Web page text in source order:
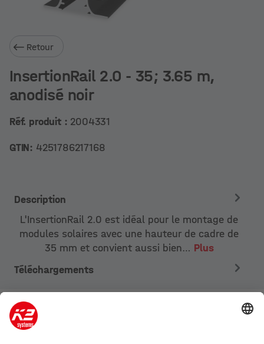
Retour
InsertionRail 2.0 - 35; 3.65 m,
anodisé noir
Réf. produit : 2004331
GTIN: 4251786217168
Description
L'InsertionRail 2.0 est idéal pour le montage de
modules solaires avec une hauteur de cadre de
35 mm et convient aussi bien… Plus
Téléchargements